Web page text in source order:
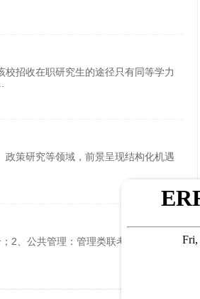
招收在职研究生的途径只有同等学力
策研究等领域，前景呈现结构化机遇
2、公共管理：管理类联考综合能力、